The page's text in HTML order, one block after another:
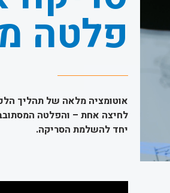
פלטה
אוטומציה מלאה של תהליך
יחד להשלמת הסריקה.